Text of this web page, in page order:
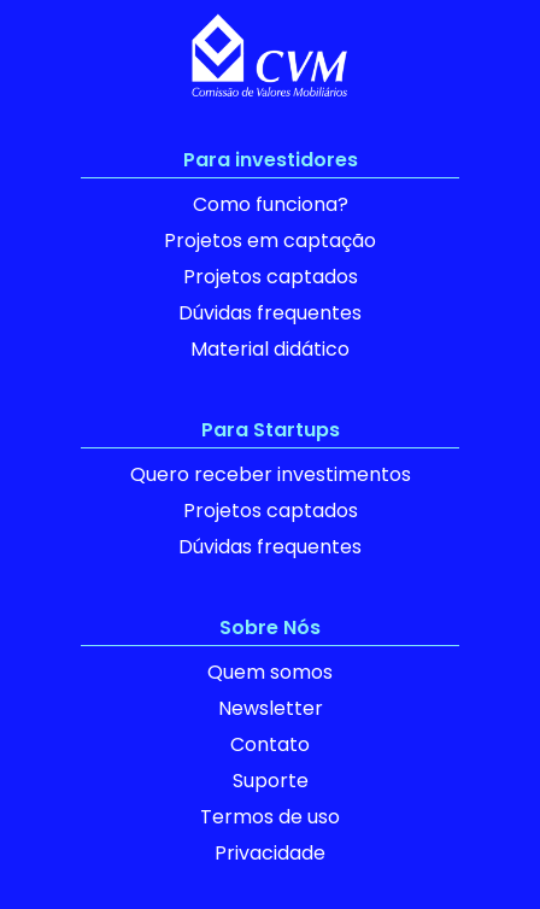
Para investidores
Como funciona?
Projetos em captação
Projetos captados
Dúvidas frequentes
Material didático
Para Startups
Quero receber investimentos
Projetos captados
Dúvidas frequentes
Sobre Nós
Quem somos
Newsletter
Contato
Suporte
Termos de uso
Privacidade